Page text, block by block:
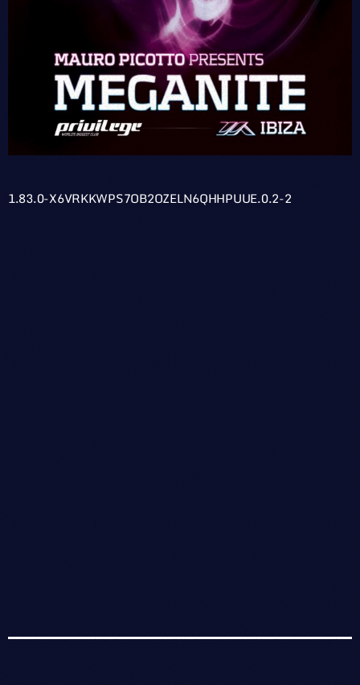
1.83.0-X6VRKKWPS7OB2OZELN6QHHPUUE.0.2-2